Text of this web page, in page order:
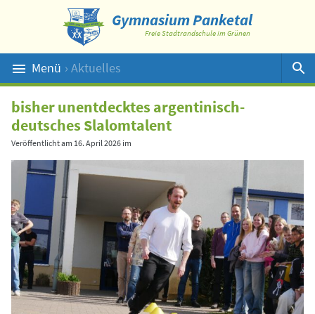
Gymnasium Panketal
Freie Stadtrandschule im Grünen
Menü › Aktuelles
Suche
bisher unentdecktes argentinisch-
deutsches Slalomtalent
Veröffentlicht am 16. April 2026 im